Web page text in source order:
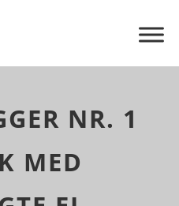
NR. 1
MED